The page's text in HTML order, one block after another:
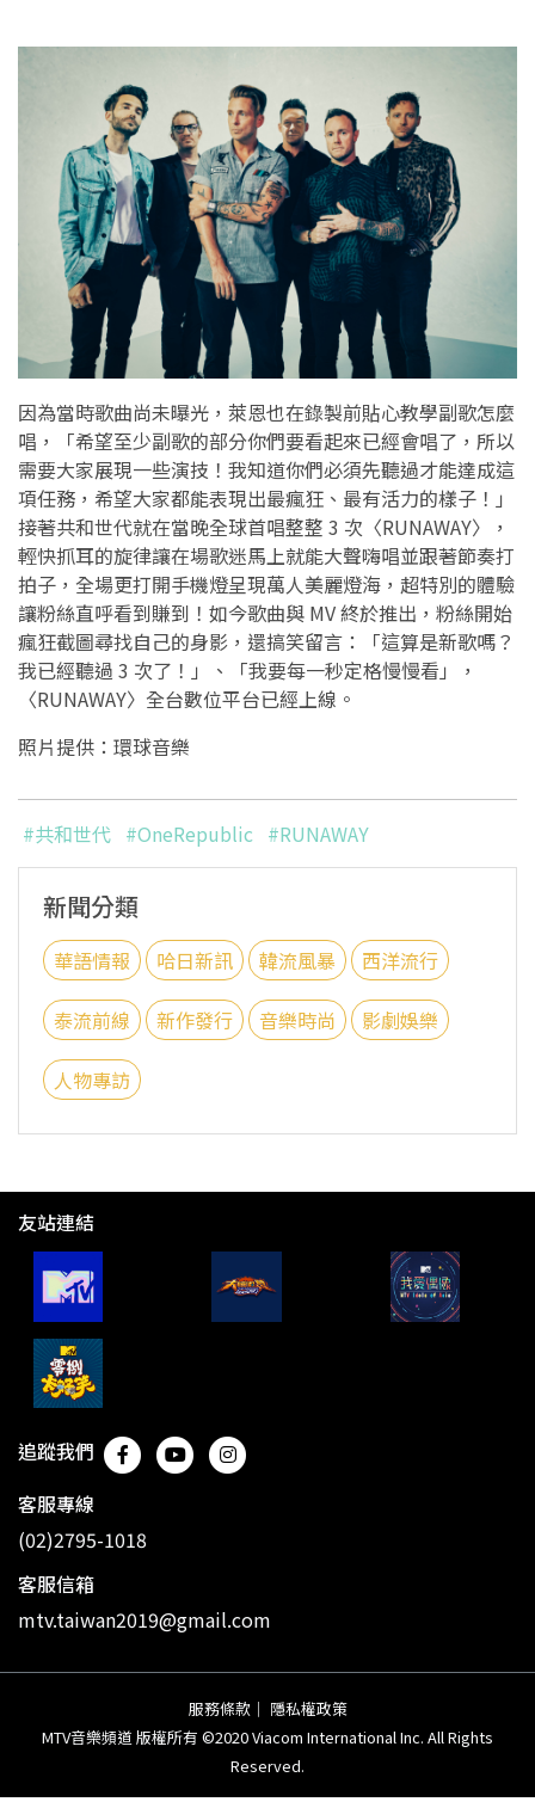
因為當時歌曲尚未曝光，萊恩也在錄製前貼心教學副歌怎麼
唱，「希望至少副歌的部分你們要看起來已經會唱了，所以
需要大家展現一些演技！我知道你們必須先聽過才能達成這
項任務，希望大家都能表現出最瘋狂、最有活力的樣子！」
接著共和世代就在當晚全球首唱整整 3 次〈RUNAWAY〉，
輕快抓耳的旋律讓在場歌迷馬上就能大聲嗨唱並跟著節奏打
拍子，全場更打開手機燈呈現萬人美麗燈海，超特別的體驗
讓粉絲直呼看到賺到！如今歌曲與 MV 終於推出，粉絲開始
瘋狂截圖尋找自己的身影，還搞笑留言：「這算是新歌嗎？
我已經聽過 3 次了！」、「我要每一秒定格慢慢看」，
〈RUNAWAY〉全台數位平台已經上線。
照片提供：環球音樂
#共和世代 #OneRepublic #RUNAWAY
新聞分類
華語情報 哈日新訊 韓流風暴 西洋流行
泰流前線 新作發行 音樂時尚 影劇娛樂
人物專訪
友站連結
追蹤我們
客服專線
(02)2795-1018
客服信箱
mtv.taiwan2019@gmail.com
服務條款 ｜ 隱私權政策
MTV音樂頻道 版權所有 ©2020 Viacom International Inc. All Rights
Reserved.